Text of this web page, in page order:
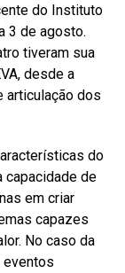
do Instituto
3 de agosto.
tiveram sua
desde a
articulação dos
do
capacidade de
em criar
capazes
No caso da
eventos